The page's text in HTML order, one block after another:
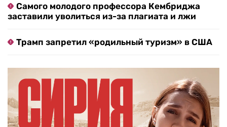
Самого молодого профессора Кембриджа
заставили уволиться из-за плагиата и лжи
Трамп запретил «родильный туризм» в США